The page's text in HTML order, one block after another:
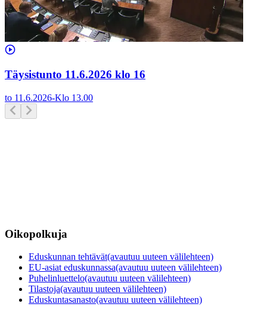
Täysistunto 11.6.2026 klo 16
to 11.6.2026-Klo 13.00
Oikopolkuja
Eduskunnan tehtävät(avautuu uuteen välilehteen)
EU-asiat eduskunnassa(avautuu uuteen välilehteen)
Puhelinluettelo(avautuu uuteen välilehteen)
Tilastoja(avautuu uuteen välilehteen)
Eduskuntasanasto(avautuu uuteen välilehteen)